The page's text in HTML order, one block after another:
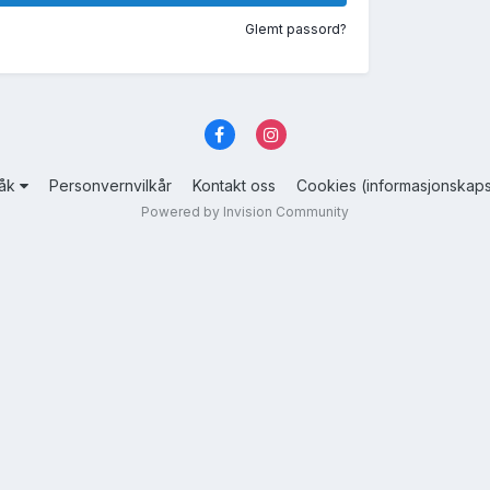
Glemt passord?
Personvernvilkår Kontakt oss Cookies
Powered by Invision Community